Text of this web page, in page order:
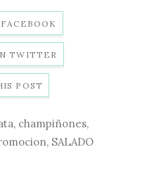
TWITTER
POST
, champiñones,
, SALADO